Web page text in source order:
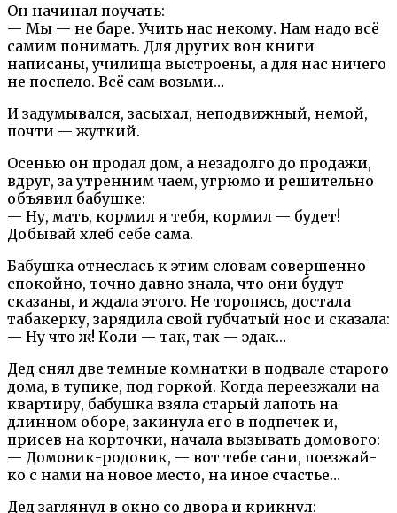
Он начинал поучать:
— Мы — не баре. Учить нас некому. Нам надо всё
самим понимать. Для других вон книги
написаны, училища выстроены, а для нас ничего
не поспело. Всё сам возьми…
И задумывался, засыхал, неподвижный, немой,
почти — жуткий.
Осенью он продал дом, а незадолго до продажи,
вдруг, за утренним чаем, угрюмо и решительно
объявил бабушке:
— Ну, мать, кормил я тебя, кормил — будет!
Добывай хлеб себе сама.
Бабушка отнеслась к этим словам совершенно
спокойно, точно давно знала, что они будут
сказаны, и ждала этого. Не торопясь, достала
табакерку, зарядила свой губчатый нос и сказала:
— Ну что ж! Коли — так, так — эдак…
Дед снял две темные комнатки в подвале старого
дома, в тупике, под горкой. Когда переезжали на
квартиру, бабушка взяла старый лапоть на
длинном оборе, закинула его в подпечек и,
присев на корточки, начала вызывать домового:
— Домовик-родовик, — вот тебе сани, поезжай-
ко с нами на новое место, на иное счастье…
Дед заглянул в окно со двора и крикнул: